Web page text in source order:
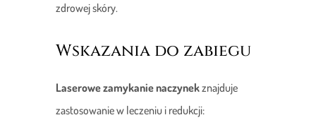
zdrowej skóry.
Wskazania do zabiegu
Laserowe zamykanie naczynekznajduje
zastosowanie w leczeniu i redukcji: